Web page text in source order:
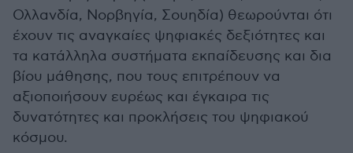
Ολλανδία, Νορβηγία, Σουηδία) θεωρούνται ότι
έχουν τις αναγκαίες ψηφιακές δεξιότητες και
τα κατάλληλα συστήματα εκπαίδευσης και δια
βίου μάθησης, που τους επιτρέπουν να
αξιοποιήσουν ευρέως και έγκαιρα τις
δυνατότητες και προκλήσεις του ψηφιακού
κόσμου.